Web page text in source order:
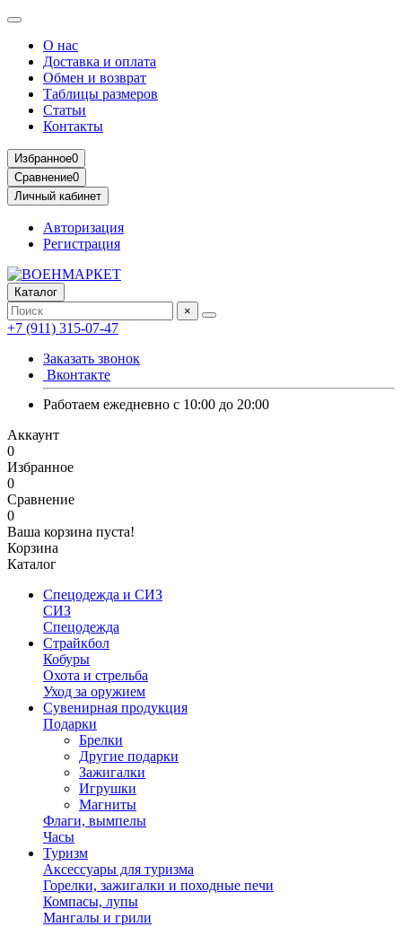
О нас
Доставка и оплата
Обмен и возврат
Таблицы размеров
Статьи
Контакты
Избранное0
Сравнение0
Личный кабинет
Авторизация
Регистрация
Каталог
×
+7 (911) 315-07-47
Заказать звонок
Вконтакте
Работаем ежедневно с 10:00 до 20:00
Аккаунт
0
Избранное
0
Сравнение
0
Ваша корзина пуста!
Корзина
Каталог
Спецодежда и СИЗ
СИЗ
Спецодежда
Страйкбол
Кобуры
Охота и стрельба
Уход за оружием
Сувенирная продукция
Подарки
Брелки
Другие подарки
Зажигалки
Игрушки
Магниты
Флаги, вымпелы
Часы
Туризм
Аксессуары для туризма
Горелки, зажигалки и походные печи
Компасы, лупы
Мангалы и грили